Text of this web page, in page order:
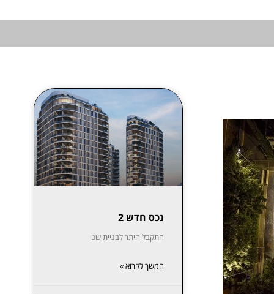
נכס חדש 2
התקבל היתר לבניית שני
המשך לקרוא »